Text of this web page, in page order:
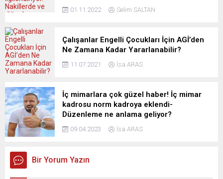
01.11.2022 Selim SALTAN
Çalışanlar Engelli Çocukları İçin AGİ’den
Ne Zamana Kadar Yararlanabilir?
11.07.2021 İsa ARAS
İç mimarlara çok güzel haber! İç mimar
kadrosu norm kadroya eklendi-
Düzenleme ne anlama geliyor?
09.04.2023 İsa ARAS
Bir Yorum Yazın